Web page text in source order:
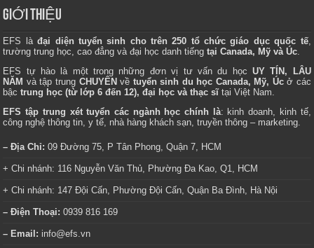
GIỚI THIỆU
EFS làđại diện tuyển sinh cho trên 250 tổ chức giáo dục quốc tế,
trường trung học, cao đẳng và đại học danh tiếng tại Canada, Mỹ và Úc.
EFS tự hào là một trong những đơn vị tư vấn du học UY TÍN, LÂU
NĂM và tập trung CHUYÊN về tuyển sinh du học Canada, Mỹ, Úcở các
bậctrung học (từ lớp 6 đến 12), đại học và thạc sĩtại Việt Nam.
EFS tập trung xét tuyển các ngành học chính là: kinh doanh, kinh tế,
công nghệ thông tin, y tế, nhà hàng khách sạn, truyền thông – marketing.
– Địa Chỉ: 09 Đường 75, P Tân Phong, Quận 7, HCM
+ Chi nhánh: 116 Nguyễn Văn Thủ, Phường Đa Kao, Q1, HCM
+ Chi nhánh: 147 Đội Cấn, Phường Đội Cấn, Quận Ba Đình, Hà Nội
– Điện Thoại: 0939 816 169
– Email: info@efs.vn